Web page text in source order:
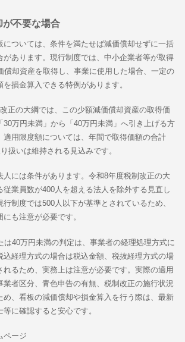
が不要な場合
については、条件を満たせば減価償却せずに一括
があります。現行制度では、中小企業者等が取得
償却資産を取得し、事業に使用した場合、一定の
損金算入できる特例があります。
正の大綱では、この少額減価償却資産の取得価
30万円未満」から「40万円未満」へ引き上げる方
適用限度額については、年間で取得価額の合計
扱いは維持される見込みです。
人には条件があります。令和8年度税制改正の大
従業員数が400人を超える法人を除外する見直し
制度では500人以下が基準とされているため、
も注意が必要です。
は40万円未満の判定は、事業者の経理処理方式に
込経理方式の場合は税込金額、税抜経理方式の場
れるため、実務上は注意が必要です。実際の適用
業者区分、青色申告の有無、税制改正の施行状況
め、看板の減価償却や損金算入を行う際は、最新
に確認すると安心です。
ページ